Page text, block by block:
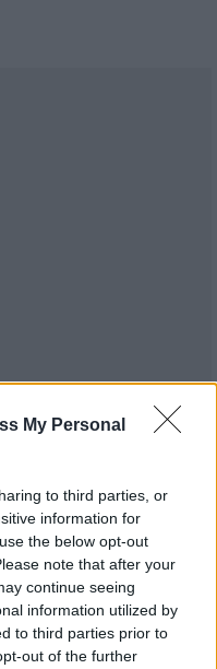
My Personal
to third parties, or
information for
the below opt-out
note that after your
continue seeing
information utilized by
to third parties prior to
out of the further
3 5 le 8 février 2009 à
Dresden Dolls